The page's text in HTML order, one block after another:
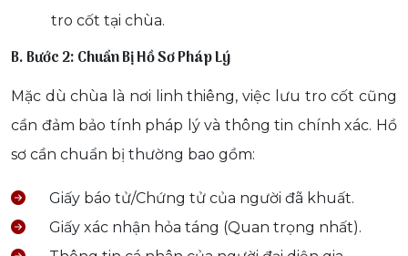
tro cốt tại chùa.
B. Bước 2: Chuẩn Bị Hồ Sơ Pháp Lý
Mặc dù chùa là nơi linh thiêng, việc lưu tro cốt cũng
cần đảm bảo tính pháp lý và thông tin chính xác. Hồ
sơ cần chuẩn bị thường bao gồm:
Giấy báo tử/Chứng tử của người đã khuất.
Giấy xác nhận hỏa táng (Quan trọng nhất).